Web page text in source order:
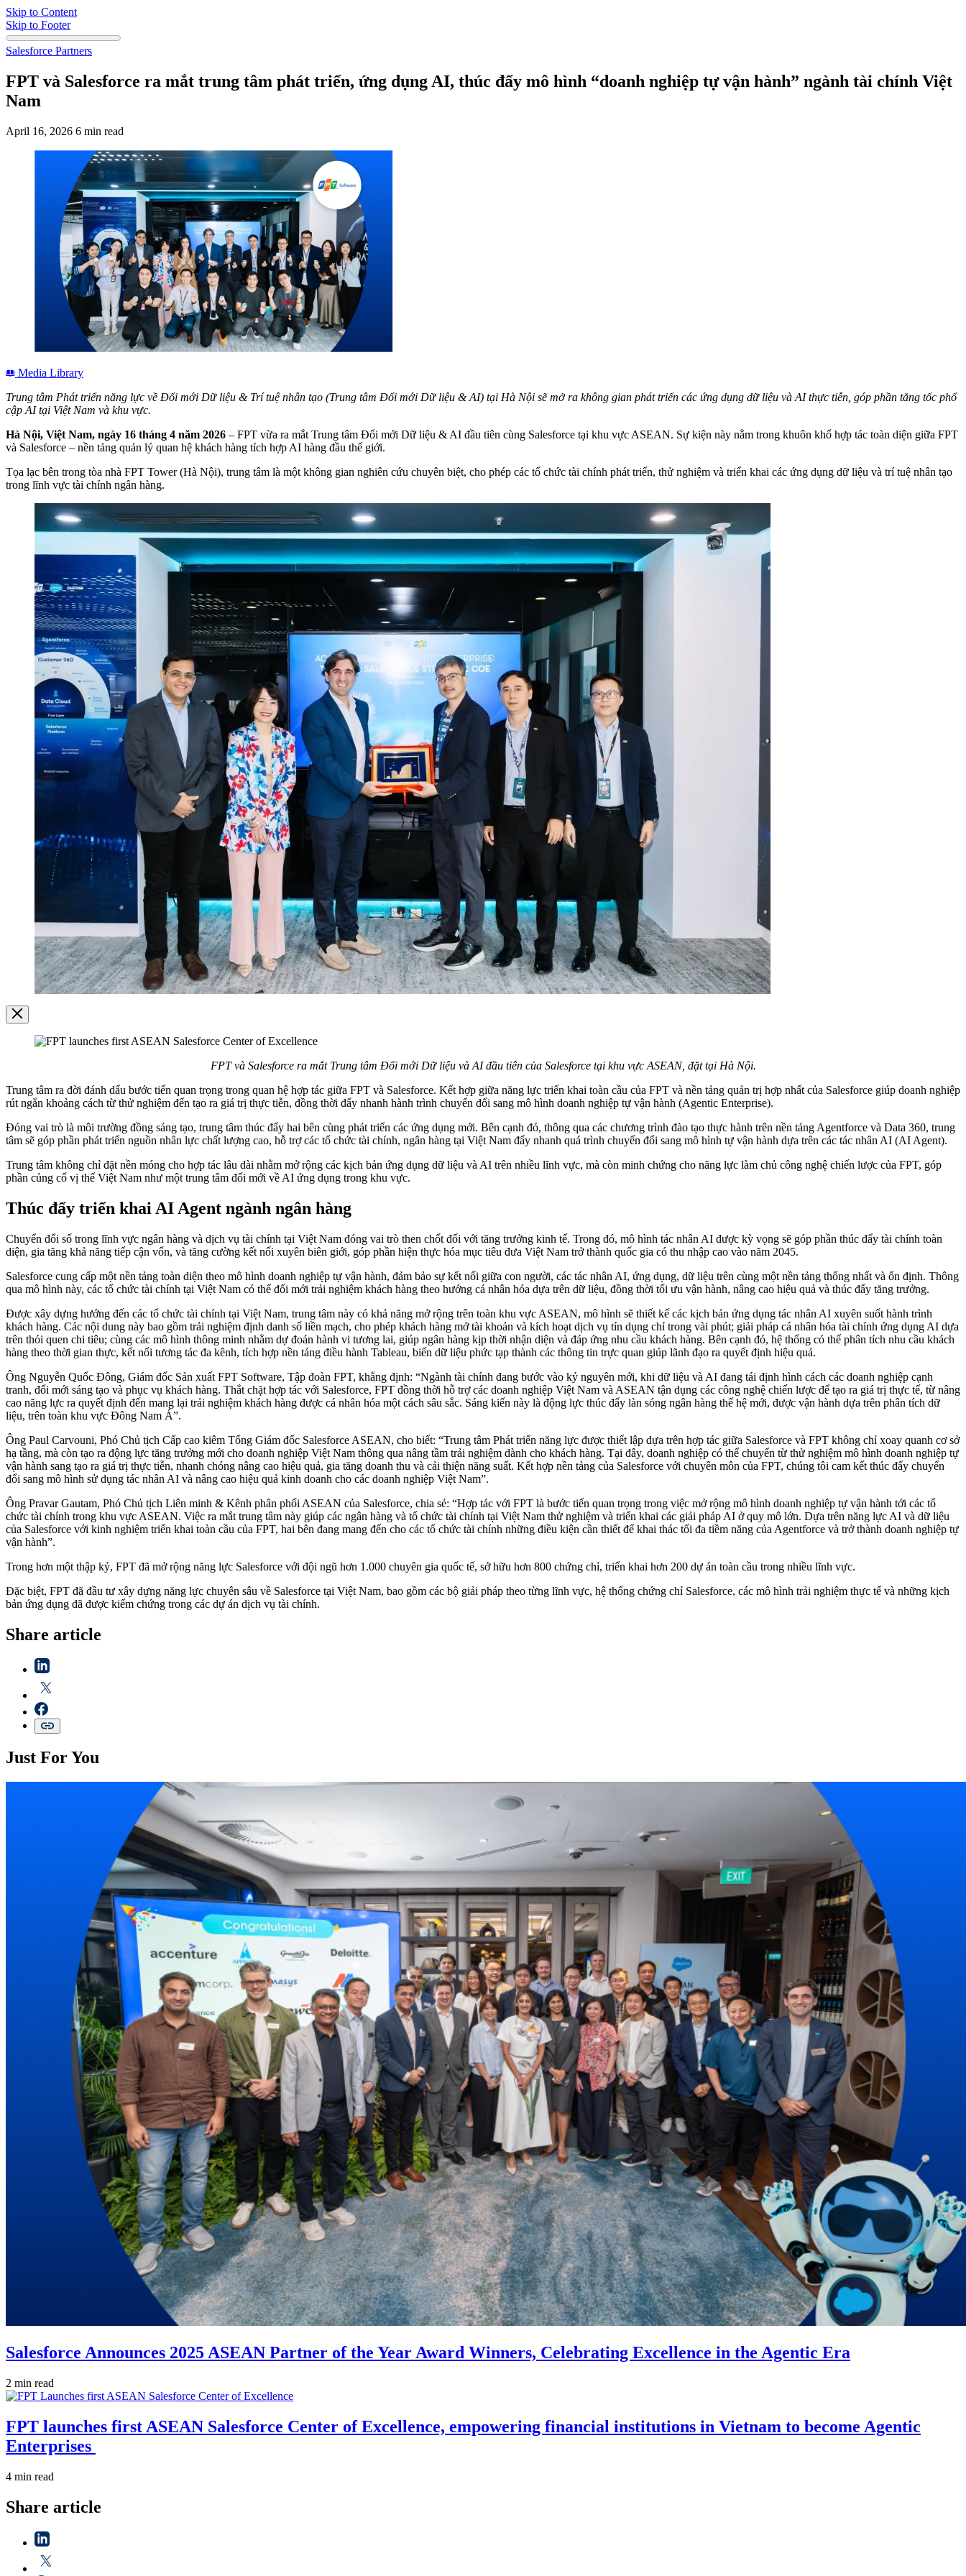
Skip to Content
Skip to Footer
Salesforce Partners
FPT và Salesforce ra mắt trung tâm phát triển, ứng dụng AI, thúc đẩy mô hình “doanh nghiệp tự vận hành” ngành tài chính Việt
Nam
April 16, 2026 6 min read
Media Library
Trung tâm Phát triển năng lực về Đổi mới Dữ liệu & Trí tuệ nhân tạo (Trung tâm Đổi mới Dữ liệu & AI) tại Hà Nội sẽ mở ra không gian phát triển các ứng dụng dữ liệu và AI thực tiễn, góp phần tăng tốc phổ
cập AI tại Việt Nam và khu vực.
Hà Nội, Việt Nam, ngày 16 tháng 4 năm 2026 – FPT vừa ra mắt Trung tâm Đổi mới Dữ liệu & AI đầu tiên cùng Salesforce tại khu vực ASEAN. Sự kiện này nằm trong khuôn khổ hợp tác toàn diện giữa FPT
và Salesforce – nền tảng quản lý quan hệ khách hàng tích hợp AI hàng đầu thế giới.
Tọa lạc bên trong tòa nhà FPT Tower (Hà Nội), trung tâm là một không gian nghiên cứu chuyên biệt, cho phép các tổ chức tài chính phát triển, thử nghiệm và triển khai các ứng dụng dữ liệu và trí tuệ nhân tạo
trong lĩnh vực tài chính ngân hàng.
Open
Image
Modal
Modal
FPT và Salesforce ra mắt Trung tâm Đổi mới Dữ liệu và AI đầu tiên của Salesforce tại khu vực ASEAN, đặt tại Hà Nội.
Trung tâm ra đời đánh dấu bước tiến quan trọng trong quan hệ hợp tác giữa FPT và Salesforce. Kết hợp giữa năng lực triển khai toàn cầu của FPT và nền tảng quản trị hợp nhất của Salesforce giúp doanh nghiệp
rút ngắn khoảng cách từ thử nghiệm đến tạo ra giá trị thực tiễn, đồng thời đẩy nhanh hành trình chuyển đổi sang mô hình doanh nghiệp tự vận hành (Agentic Enterprise).
Đóng vai trò là môi trường đồng sáng tạo, trung tâm thúc đẩy hai bên cùng phát triển các ứng dụng mới. Bên cạnh đó, thông qua các chương trình đào tạo thực hành trên nền tảng Agentforce và Data 360, trung
tâm sẽ góp phần phát triển nguồn nhân lực chất lượng cao, hỗ trợ các tổ chức tài chính, ngân hàng tại Việt Nam đẩy nhanh quá trình chuyển đổi sang mô hình tự vận hành dựa trên các tác nhân AI (AI Agent).
Trung tâm không chỉ đặt nền móng cho hợp tác lâu dài nhằm mở rộng các kịch bản ứng dụng dữ liệu và AI trên nhiều lĩnh vực, mà còn minh chứng cho năng lực làm chủ công nghệ chiến lược của FPT, góp
phần củng cố vị thế Việt Nam như một trung tâm đổi mới về AI ứng dụng trong khu vực.
Thúc đẩy triển khai AI Agent ngành ngân hàng
Chuyển đổi số trong lĩnh vực ngân hàng và dịch vụ tài chính tại Việt Nam đóng vai trò then chốt đối với tăng trưởng kinh tế. Trong đó, mô hình tác nhân AI được kỳ vọng sẽ góp phần thúc đẩy tài chính toàn
diện, gia tăng khả năng tiếp cận vốn, và tăng cường kết nối xuyên biên giới, góp phần hiện thực hóa mục tiêu đưa Việt Nam trở thành quốc gia có thu nhập cao vào năm 2045.
Salesforce cung cấp một nền tảng toàn diện theo mô hình doanh nghiệp tự vận hành, đảm bảo sự kết nối giữa con người, các tác nhân AI, ứng dụng, dữ liệu trên cùng một nền tảng thống nhất và ổn định. Thông
qua mô hình này, các tổ chức tài chính tại Việt Nam có thể đổi mới trải nghiệm khách hàng theo hướng cá nhân hóa dựa trên dữ liệu, đồng thời tối ưu vận hành, nâng cao hiệu quả và thúc đẩy tăng trưởng.
Được xây dựng hướng đến các tổ chức tài chính tại Việt Nam, trung tâm này có khả năng mở rộng trên toàn khu vực ASEAN, mô hình sẽ thiết kế các kịch bản ứng dụng tác nhân AI xuyên suốt hành trình
khách hàng. Các nội dung này bao gồm trải nghiệm định danh số liền mạch, cho phép khách hàng mở tài khoản và kích hoạt dịch vụ tín dụng chỉ trong vài phút; giải pháp cá nhân hóa tài chính ứng dụng AI dựa
trên thói quen chi tiêu; cùng các mô hình thông minh nhằm dự đoán hành vi tương lai, giúp ngân hàng kịp thời nhận diện và đáp ứng nhu cầu khách hàng. Bên cạnh đó, hệ thống có thể phân tích nhu cầu khách
hàng theo thời gian thực, kết nối tương tác đa kênh, tích hợp nền tảng điều hành Tableau, biến dữ liệu phức tạp thành các thông tin trực quan giúp lãnh đạo ra quyết định hiệu quả.
Ông Nguyễn Quốc Đông, Giám đốc Sản xuất FPT Software, Tập đoàn FPT, khẳng định: “Ngành tài chính đang bước vào kỷ nguyên mới, khi dữ liệu và AI đang tái định hình cách các doanh nghiệp cạnh
tranh, đổi mới sáng tạo và phục vụ khách hàng. Thắt chặt hợp tác với Salesforce, FPT đồng thời hỗ trợ các doanh nghiệp Việt Nam và ASEAN tận dụng các công nghệ chiến lược để tạo ra giá trị thực tế, từ nâng
cao năng lực ra quyết định đến mang lại trải nghiệm khách hàng được cá nhân hóa một cách sâu sắc. Sáng kiến này là động lực thúc đẩy làn sóng ngân hàng thế hệ mới, được vận hành dựa trên phân tích dữ
liệu, trên toàn khu vực Đông Nam Á”.
Ông Paul Carvouni, Phó Chủ tịch Cấp cao kiêm Tổng Giám đốc Salesforce ASEAN, cho biết: “Trung tâm Phát triển năng lực được thiết lập dựa trên hợp tác giữa Salesforce và FPT không chỉ xoay quanh cơ sở
hạ tầng, mà còn tạo ra động lực tăng trưởng mới cho doanh nghiệp Việt Nam thông qua nâng tầm trải nghiệm dành cho khách hàng. Tại đây, doanh nghiệp có thể chuyển từ thử nghiệm mô hình doanh nghiệp tự
vận hành sang tạo ra giá trị thực tiễn, nhanh chóng nâng cao hiệu quả, gia tăng doanh thu và cải thiện năng suất. Kết hợp nền tảng của Salesforce với chuyên môn của FPT, chúng tôi cam kết thúc đẩy chuyển
đổi sang mô hình sử dụng tác nhân AI và nâng cao hiệu quả kinh doanh cho các doanh nghiệp Việt Nam”.
Ông Pravar Gautam, Phó Chủ tịch Liên minh & Kênh phân phối ASEAN của Salesforce, chia sẻ: “Hợp tác với FPT là bước tiến quan trọng trong việc mở rộng mô hình doanh nghiệp tự vận hành tới các tổ
chức tài chính trong khu vực ASEAN. Việc ra mắt trung tâm này giúp các ngân hàng và tổ chức tài chính tại Việt Nam thử nghiệm và triển khai các giải pháp AI ở quy mô lớn. Dựa trên năng lực AI và dữ liệu
của Salesforce với kinh nghiệm triển khai toàn cầu của FPT, hai bên đang mang đến cho các tổ chức tài chính những điều kiện cần thiết để khai thác tối đa tiềm năng của Agentforce và trở thành doanh nghiệp tự
vận hành”.
Trong hơn một thập kỷ, FPT đã mở rộng năng lực Salesforce với đội ngũ hơn 1.000 chuyên gia quốc tế, sở hữu hơn 800 chứng chỉ, triển khai hơn 200 dự án toàn cầu trong nhiều lĩnh vực.
Đặc biệt, FPT đã đầu tư xây dựng năng lực chuyên sâu về Salesforce tại Việt Nam, bao gồm các bộ giải pháp theo từng lĩnh vực, hệ thống chứng chỉ Salesforce, các mô hình trải nghiệm thực tế và những kịch
bản ứng dụng đã được kiểm chứng trong các dự án dịch vụ tài chính.
Share article
Just For You
Salesforce Announces 2025 ASEAN Partner of the Year Award Winners, Celebrating Excellence in the Agentic Era
2 min read
FPT launches first ASEAN Salesforce Center of Excellence, empowering financial institutions in Vietnam to become Agentic
Enterprises
4 min read
Share article